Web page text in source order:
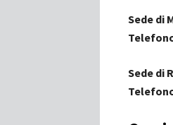
Sede di
Sede di